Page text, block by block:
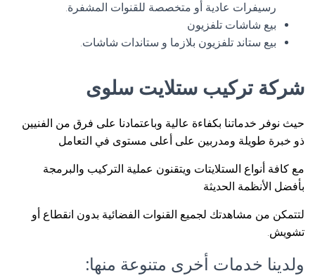
رسيفرات عادية أو متخصصة للقنوات المشفرة.
بيع شاشات تلفزيون
بيع ستاند تلفزيون بلازما و ستاندات شاشات.
شركة تركيب ستلايت سلوى
حيث نوفر خدماتنا بكفاءة عالية وباعتمادنا على فرق من الفنيين
ذو خبرة طويلة ومدربين على أعلى مستوى في التعامل
مع كافة أنواع الستلايتات ويتقنون عملية التركيب والبرمجة
بأفضل الأنظمة الحديثة
لتتمكن من مشاهدتك لجميع القنوات الفضائية بدون انقطاع أو
تشويش.
ولدينا خدمات أخرى متنوعة منها: